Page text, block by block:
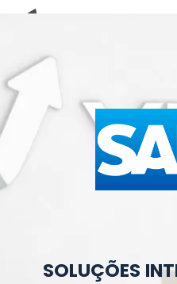
SOLUÇÕES